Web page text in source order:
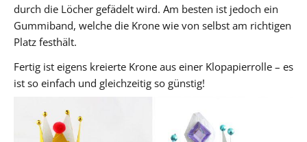
durch die Löcher gefädelt wird. Am besten ist jedoch ein
Gummiband, welche die Krone wie von selbst am richtigen
Platz festhält.
Fertig ist eigens kreierte Krone aus einer Klopapierrolle – es
ist so einfach und gleichzeitig so günstig!